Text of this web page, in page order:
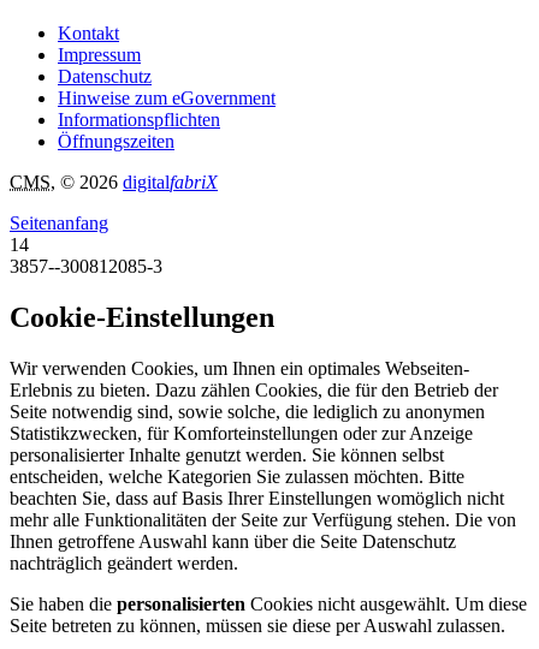
Kontakt
Impressum
Datenschutz
Hinweise zum eGovernment
Informationspflichten
Öffnungszeiten
CMS, © 2026 digitalfabriX
Seitenanfang
14
3857--300812085-3
Cookie-Einstellungen
Wir verwenden Cookies, um Ihnen ein optimales Webseiten-
Erlebnis zu bieten. Dazu zählen Cookies, die für den Betrieb der
Seite notwendig sind, sowie solche, die lediglich zu anonymen
Statistikzwecken, für Komforteinstellungen oder zur Anzeige
personalisierter Inhalte genutzt werden. Sie können selbst
entscheiden, welche Kategorien Sie zulassen möchten. Bitte
beachten Sie, dass auf Basis Ihrer Einstellungen womöglich nicht
mehr alle Funktionalitäten der Seite zur Verfügung stehen. Die von
Ihnen getroffene Auswahl kann über die Seite Datenschutz
nachträglich geändert werden.
Sie haben die personalisierten Cookies nicht ausgewählt. Um diese
Seite betreten zu können, müssen sie diese per Auswahl zulassen.